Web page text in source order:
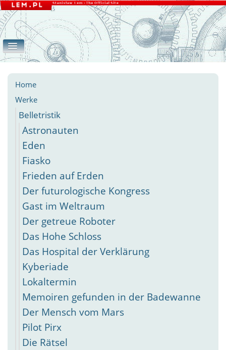
Belletristik
Home
Werke
Belletristik
Astronauten
Eden
Fiasko
Frieden auf Erden
Der futurologische Kongress
Gast im Weltraum
Der getreue Roboter
Das Hohe Schloss
Das Hospital der Verklärung
Kyberiade
Lokaltermin
Memoiren gefunden in der Badewanne
Der Mensch vom Mars
Pilot Pirx
Die Rätsel